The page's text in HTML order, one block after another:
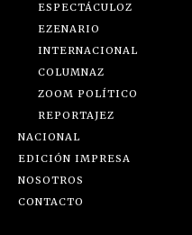
ESPECTÁCULOZ
EZENARIO
INTERNACIONAL
COLUMNAZ
ZOOM POLÍTICO
REPORTAJEZ
NACIONAL
EDICIÓN IMPRESA
NOSOTROS
CONTACTO